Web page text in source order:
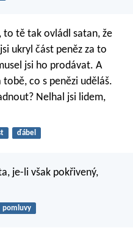
to tě tak ovládl satan, že
ukryl část peněz za to
jsi ho prodávat. A
co s penězi uděláš.
Nelhal jsi lidem,
ďábel
je-li však pokřivený,
pomluvy